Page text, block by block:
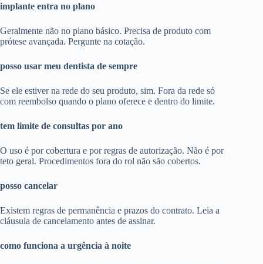
implante entra no plano
Geralmente não no plano básico. Precisa de produto com
prótese avançada. Pergunte na cotação.
posso usar meu dentista de sempre
Se ele estiver na rede do seu produto, sim. Fora da rede só
com reembolso quando o plano oferece e dentro do limite.
tem limite de consultas por ano
O uso é por cobertura e por regras de autorização. Não é por
teto geral. Procedimentos fora do rol não são cobertos.
posso cancelar
Existem regras de permanência e prazos do contrato. Leia a
cláusula de cancelamento antes de assinar.
como funciona a urgência à noite